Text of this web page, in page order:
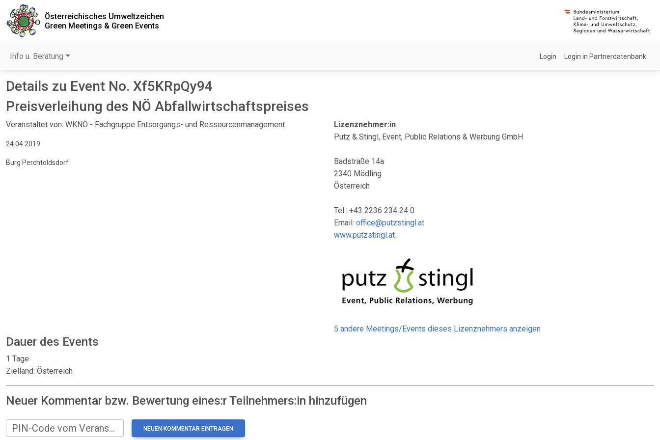
Österreichisches Umweltzeichen
Green Meetings & Green Events
Info u. Beratung Login Login in Partnerdatenbank
Details zu Event No. Xf5KRpQy94
Preisverleihung des NÖ Abfallwirtschaftspreises
Veranstaltet von: WKNÖ - Fachgruppe Entsorgungs- und Ressourcenmanagement
24.04.2019
Burg Perchtoldsdorf
Lizenznehmer:in
Putz & Stingl, Event, Public Relations & Werbung GmbH
Badstraße 14a
2340 Mödling
Österreich
Tel.: +43 2236 234 24 0
Email: office@putzstingl.at
www.putzstingl.at
5 andere Meetings/Events dieses Lizenznehmers anzeigen
Dauer des Events
1 Tage
Zielland: Österreich
Neuer Kommentar bzw. Bewertung eines:r Teilnehmers:in hinzufügen
PIN-Code vom Veranstalter